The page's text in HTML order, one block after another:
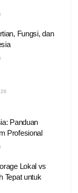
Fungsi, dan
Panduan
Profesional
Lokal vs
Tepat untuk